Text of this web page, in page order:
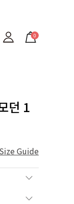
0
던 1
Size Guide